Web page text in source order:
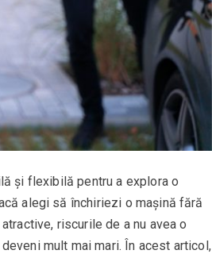
și flexibilă pentru a explora o
alegi să închiriezi o mașină fără
riscurile de a nu avea o
mult mai mari. În acest articol,